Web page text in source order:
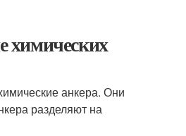
химических
анкера. Они
разделяют на